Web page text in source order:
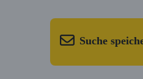
Suche